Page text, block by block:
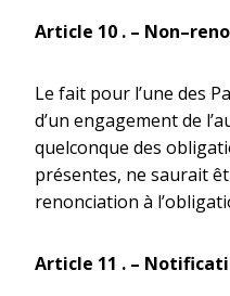
Article 10 . – Non–
Le fait pour l’une des
d’un engagement de
quelconque des
présentes, ne saurait
renonciation à
Article 11 . –